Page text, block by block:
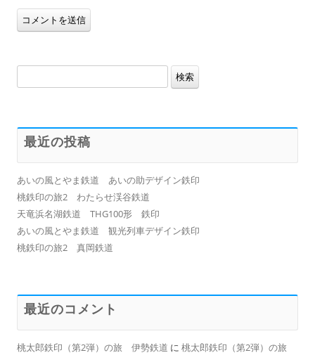
索:
最近の投稿
あいの風とやま鉄道 あいの助デザイン鉄印
桃鉄印の旅2 わたらせ渓谷鉄道
天竜浜名湖鉄道 THG100形 鉄印
あいの風とやま鉄道 観光列車デザイン鉄印
桃鉄印の旅2 真岡鉄道
最近のコメント
桃太郎鉄印（第2弾）の旅 伊勢鉄道 に 桃太郎鉄印（第2弾）の旅